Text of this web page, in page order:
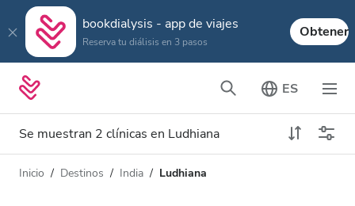
bookdialysis - app de viajes
Reserva tu diálisis en 3 pasos
Obtener
ES
Se muestran 2 clínicas en Ludhiana
Tipo de diálisis
Distancia
Inicio Destinos India Ludhiana